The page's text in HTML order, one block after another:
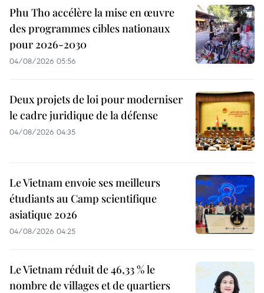
Phu Tho accélère la mise en œuvre
des programmes cibles nationaux
pour 2026-2030
04/08/2026 05:56
Deux projets de loi pour moderniser
le cadre juridique de la défense
04/08/2026 04:35
Le Vietnam envoie ses meilleurs
étudiants au Camp scientifique
asiatique 2026
04/08/2026 04:25
Le Vietnam réduit de 46,33 % le
nombre de villages et de quartiers